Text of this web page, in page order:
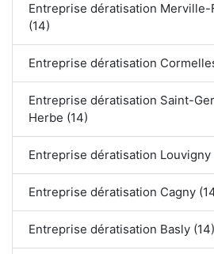
Entreprise dératisation
(14)
Entreprise dératisation
Entreprise dératisation Saint-
Herbe (14)
Entreprise dératisation Louvigny
Entreprise dératisation Cagny
Entreprise dératisation Basly (14)